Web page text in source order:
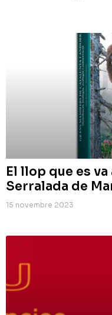
El llop que es
Serralada de
15 novembre 2023